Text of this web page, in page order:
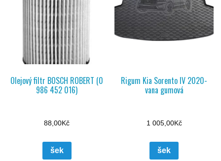
Olejový filtr BOSCH ROBERT (0
986 452 016)
88,00Kč
šek
Rigum Kia Sorento IV 2020-
vana gumová
1 005,00Kč
šek